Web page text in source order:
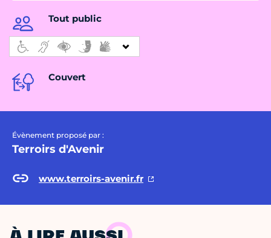
Tout public
Couvert
Évènement proposé par :
Terroirs d'Avenir
www.terroirs-avenir.fr